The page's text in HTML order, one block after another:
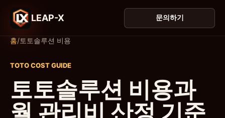
LEAP-X 문의하기
홈/토토솔루션 비용
TOTO COST GUIDE
토토솔루션 비용과
월 관리비 산정 기준